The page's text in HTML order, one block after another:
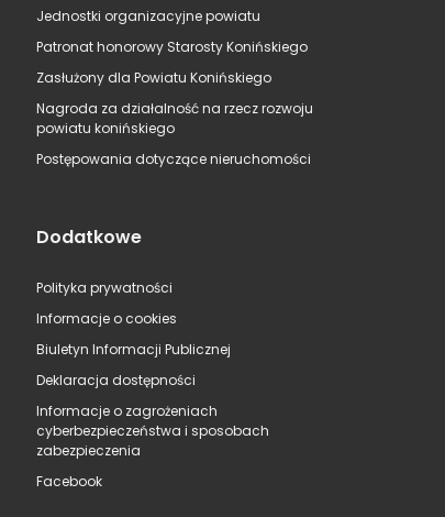
Jednostki organizacyjne powiatu
Patronat honorowy Starosty Konińskiego
Zasłużony dla Powiatu Konińskiego
Nagroda za działalność na rzecz rozwoju
powiatu konińskiego
Postępowania dotyczące nieruchomości
Dodatkowe
Polityka prywatności
Informacje o cookies
Biuletyn Informacji Publicznej
Deklaracja dostępności
Informacje o zagrożeniach
cyberbezpieczeństwa i sposobach
zabezpieczenia
Facebook